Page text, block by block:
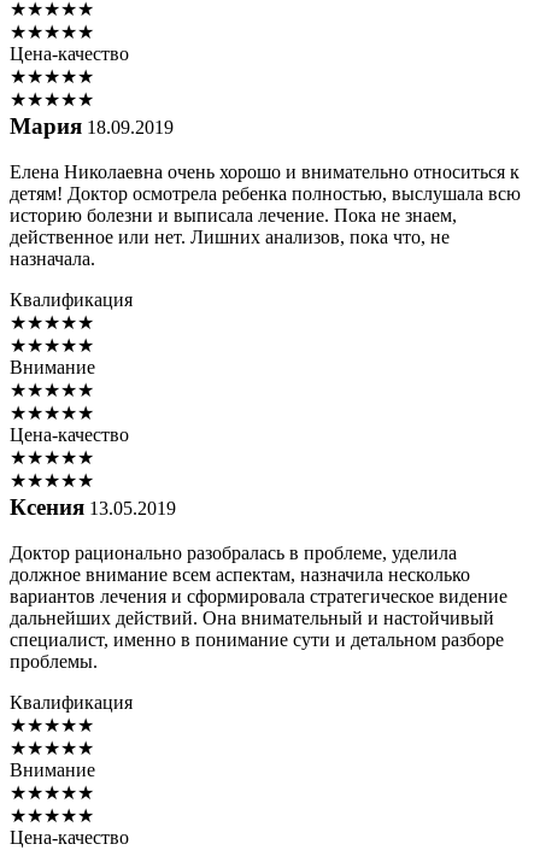
★★★★★
★★★★★
Цена-качество
★★★★★
★★★★★
Мария 18.09.2019
Елена Николаевна очень хорошо и внимательно относиться к
детям! Доктор осмотрела ребенка полностью, выслушала всю
историю болезни и выписала лечение. Пока не знаем,
действенное или нет. Лишних анализов, пока что, не
назначала.
Квалификация
★★★★★
★★★★★
Внимание
★★★★★
★★★★★
Цена-качество
★★★★★
★★★★★
Ксения 13.05.2019
Доктор рационально разобралась в проблеме, уделила
должное внимание всем аспектам, назначила несколько
вариантов лечения и сформировала стратегическое видение
дальнейших действий. Она внимательный и настойчивый
специалист, именно в понимание сути и детальном разборе
проблемы.
Квалификация
★★★★★
★★★★★
Внимание
★★★★★
★★★★★
Цена-качество